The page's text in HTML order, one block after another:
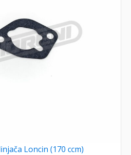
Loncin (170 ccm)